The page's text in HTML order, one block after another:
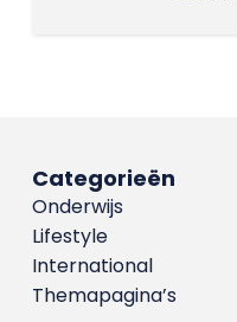
Categorieën
Onderwijs
Lifestyle
International
Themapagina’s